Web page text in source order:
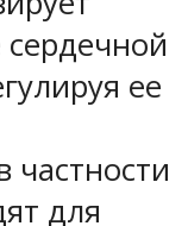
ее
для